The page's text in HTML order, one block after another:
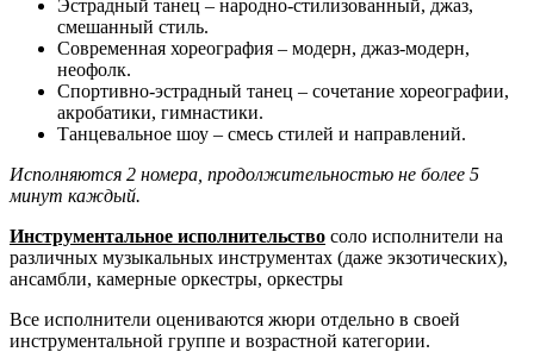
Эстрадный танец – народно-стилизованный, джаз,
смешанный стиль.
Современная хореография – модерн, джаз-модерн,
неофолк.
Спортивно-эстрадный танец – сочетание хореографии,
акробатики, гимнастики.
Танцевальное шоу – смесь стилей и направлений.
Исполняются 2 номера, продолжительностью не более 5
минут каждый.
Инструментальное исполнительство соло исполнители на
различных музыкальных инструментах (даже экзотических),
ансамбли, камерные оркестры, оркестры
Все исполнители оцениваются жюри отдельно в своей
инструментальной группе и возрастной категории.